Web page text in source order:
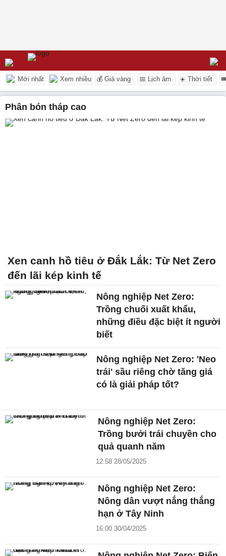
Mới nhất Xem nhiều 💰 Giá vàng 📅 Lịch âm ☀️ Thời tiết
Phân bón tháp cao
Xen canh hồ tiêu ở Đắk Lắk: Từ Net Zero
đến lãi kép kinh tế
Nông nghiệp Net Zero:
Trồng chuối xuất khẩu,
những điều đặc biệt ít người
biết
Nông nghiệp Net Zero: 'Neo
trái' sầu riêng chờ tăng giá
có là giải pháp tốt?
Nông nghiệp Net Zero:
Trồng bưởi trái chuyền cho
quả quanh năm
12:58 28/05/2025
Nông nghiệp Net Zero:
Nông dân vượt nắng thắng
hạn ở Tây Ninh
16:00 30/04/2025